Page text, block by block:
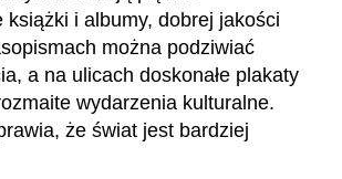
książki i albumy, dobrej jakości
można podziwiać
a na ulicach doskonałe plakaty
wydarzenia kulturalne.
że świat jest bardziej